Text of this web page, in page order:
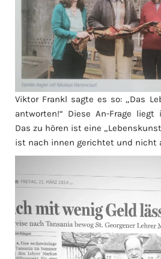
Viktor Frankl sagte es so: „Das
antworten!“ Diese An-Frage
Das zu hören ist eine
ist nach innen gerichtet und nicht